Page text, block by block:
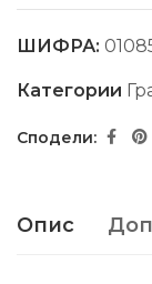
ШИФРА:
Категории
Опис